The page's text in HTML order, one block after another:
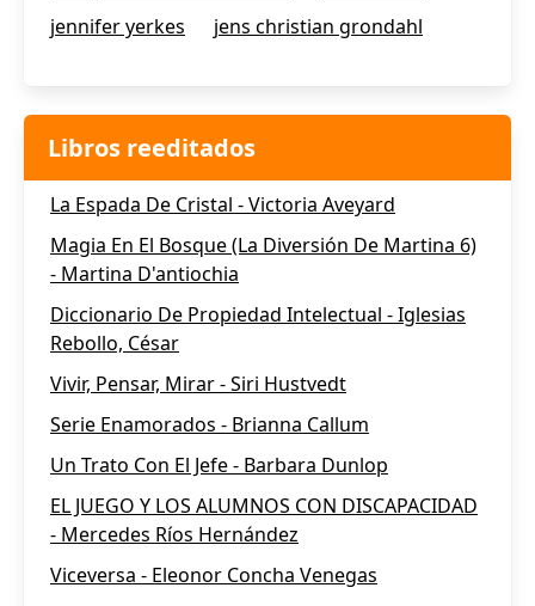
jennifer yerkes
jens christian grondahl
Libros reeditados
La Espada De Cristal - Victoria Aveyard
Magia En El Bosque (La Diversión De Martina 6)
- Martina D'antiochia
Diccionario De Propiedad Intelectual - Iglesias
Rebollo, César
Vivir, Pensar, Mirar - Siri Hustvedt
Serie Enamorados - Brianna Callum
Un Trato Con El Jefe - Barbara Dunlop
EL JUEGO Y LOS ALUMNOS CON DISCAPACIDAD
- Mercedes Ríos Hernández
Viceversa - Eleonor Concha Venegas